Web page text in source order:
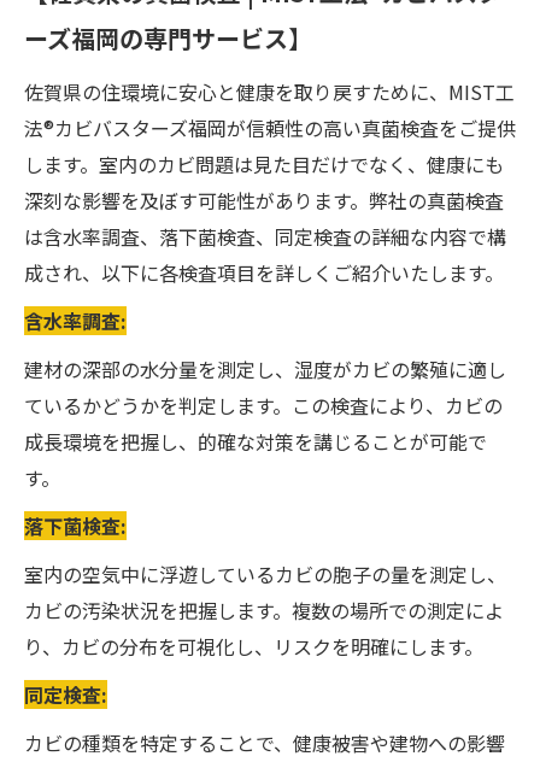
ーズ福岡の専門サービス】
佐賀県の住環境に安心と健康を取り戻すために、MIST工
法®カビバスターズ福岡が信頼性の高い真菌検査をご提供
します。室内のカビ問題は見た目だけでなく、健康にも
深刻な影響を及ぼす可能性があります。弊社の真菌検査
は含水率調査、落下菌検査、同定検査の詳細な内容で構
成され、以下に各検査項目を詳しくご紹介いたします。
含水率調査:
建材の深部の水分量を測定し、湿度がカビの繁殖に適し
ているかどうかを判定します。この検査により、カビの
成長環境を把握し、的確な対策を講じることが可能で
す。
落下菌検査:
室内の空気中に浮遊しているカビの胞子の量を測定し、
カビの汚染状況を把握します。複数の場所での測定によ
り、カビの分布を可視化し、リスクを明確にします。
同定検査:
カビの種類を特定することで、健康被害や建物への影響